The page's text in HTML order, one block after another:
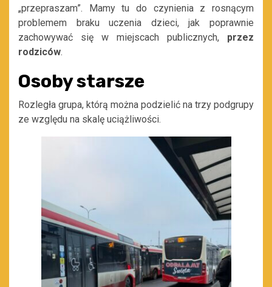
„przepraszam”. Mamy tu do czynienia z rosnącym
problemem braku uczenia dzieci, jak poprawnie
zachowywać się w miejscach publicznych, przez
rodziców.
Osoby starsze
Rozległa grupa, którą można podzielić na trzy podgrupy
ze względu na skalę uciążliwości.